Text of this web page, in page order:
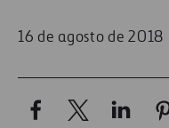
16 de agosto de 2018